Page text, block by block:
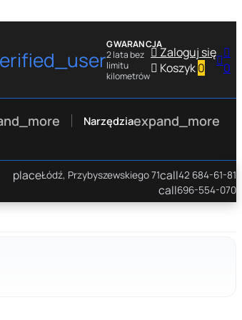
GWARANCJA
2 lata bez
limitu
kilometrów
Zaloguj się
 Koszyk0 
0
Narzędziaexpand_more
placeŁódź, Przybyszewskiego 71call42 684-61-81
call696-554-070